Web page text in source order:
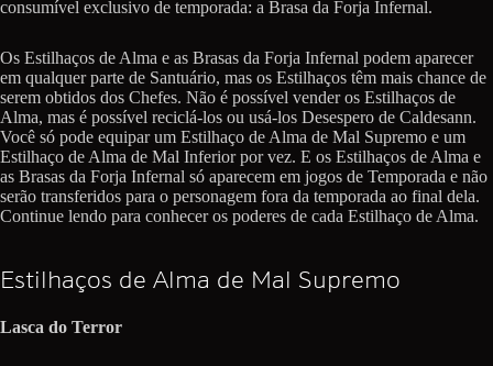
consumível exclusivo de temporada: a Brasa da Forja Infernal.
Os Estilhaços de Alma e as Brasas da Forja Infernal podem aparecer
em qualquer parte de Santuário, mas os Estilhaços têm mais chance de
serem obtidos dos Chefes. Não é possível vender os Estilhaços de
Alma, mas é possível reciclá-los ou usá-los Desespero de Caldesann.
Você só pode equipar um Estilhaço de Alma de Mal Supremo e um
Estilhaço de Alma de Mal Inferior por vez. E os Estilhaços de Alma e
as Brasas da Forja Infernal só aparecem em jogos de Temporada e não
serão transferidos para o personagem fora da temporada ao final dela.
Continue lendo para conhecer os poderes de cada Estilhaço de Alma.
Estilhaços de Alma de Mal Supremo
Lasca do Terror